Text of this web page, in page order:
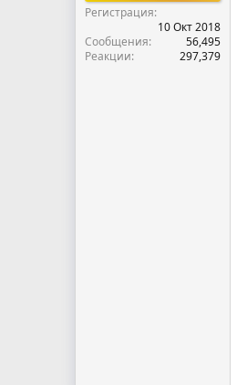
Регистрация
10 Окт 2018
Сообщения
56,495
Реакции
297,379